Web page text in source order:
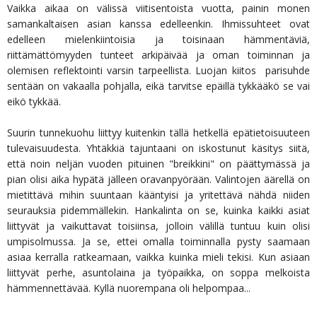
Vaikka aikaa on välissä viitisentoista vuotta, painin monen
samankaltaisen asian kanssa edelleenkin. Ihmissuhteet ovat
edelleen mielenkiintoisia ja toisinaan hämmentäviä,
riittämättömyyden tunteet arkipäivää ja oman toiminnan ja
olemisen reflektointi varsin tarpeellista. Luojan kiitos parisuhde
sentään on vakaalla pohjalla, eikä tarvitse epäillä tykkääkö se vai
eikö tykkää.
Suurin tunnekuohu liittyy kuitenkin tällä hetkellä epätietoisuuteen
tulevaisuudesta. Yhtäkkiä tajuntaani on iskostunut käsitys siitä,
että noin neljän vuoden pituinen "breikkini" on päättymässä ja
pian olisi aika hypätä jälleen oravanpyörään. Valintojen äärellä on
mietittävä mihin suuntaan kääntyisi ja yritettävä nähdä niiden
seurauksia pidemmällekin. Hankalinta on se, kuinka kaikki asiat
liittyvät ja vaikuttavat toisiinsa, jolloin välillä tuntuu kuin olisi
umpisolmussa. Ja se, ettei omalla toiminnalla pysty saamaan
asiaa kerralla ratkeamaan, vaikka kuinka mieli tekisi. Kun asiaan
liittyvät perhe, asuntolaina ja työpaikka, on soppa melkoista
hämmennettävää. Kyllä nuorempana oli helpompaa...